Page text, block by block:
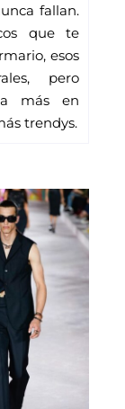
fallan.
que te
esos
pero
más en
trendys.